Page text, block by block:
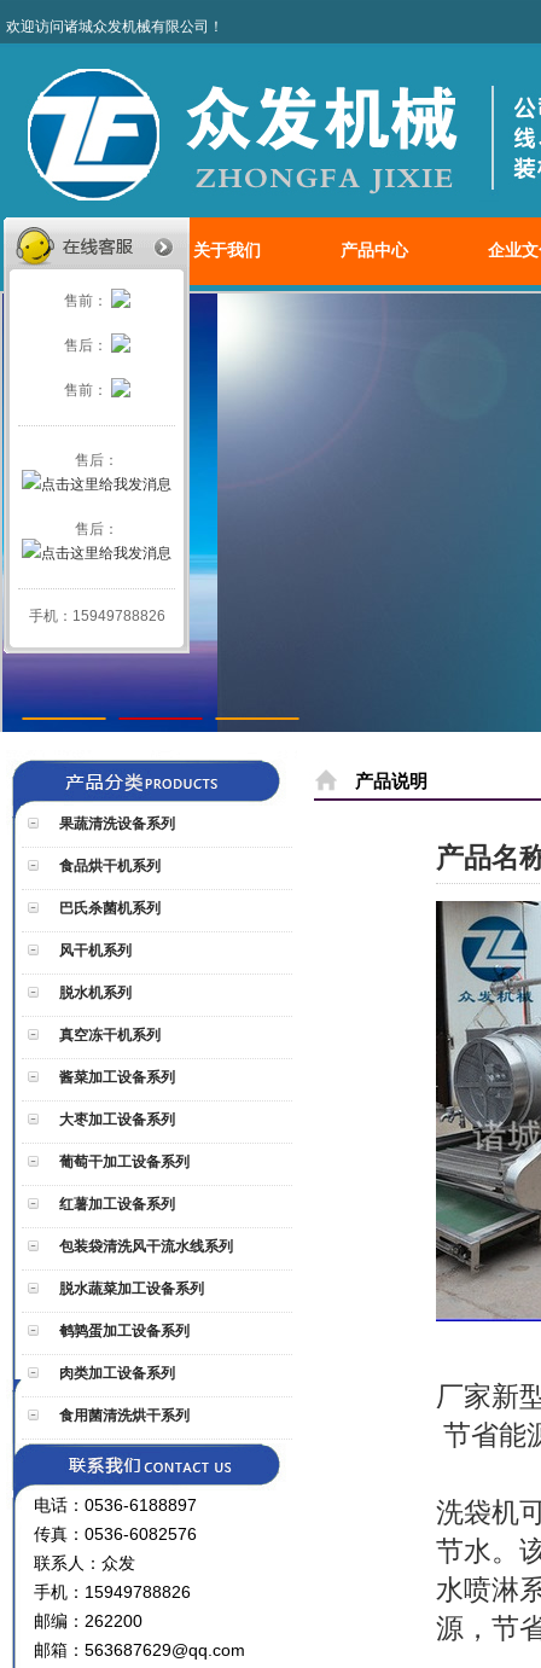
售前：
售后：
售前：
售后：
售后：
手机：15949788826
欢迎访问诸城众发机械有限
网站首页 关于我们 产品中心 企业
1 2 3
果蔬清洗设备系列
食品烘干机系列
巴氏杀菌机系列
风干机系列
脱水机系列
真空冻干机系列
酱菜加工设备系列
大枣加工设备系列
葡萄干加工设备系列
红薯加工设备系列
包装袋清洗风干流水线系列
脱水蔬菜加工设备系列
鹌鹑蛋加工设备系列
肉类加工设备系列
食用菌清洗烘干系列
电话：0536-6188897
传真：0536-6082576
联系人：众发
手机：15949788826
邮编：262200
邮箱：563687629@qq.com
产品说明
产品名
厂家新
节省能
洗袋机
节水。
水喷淋
源，节